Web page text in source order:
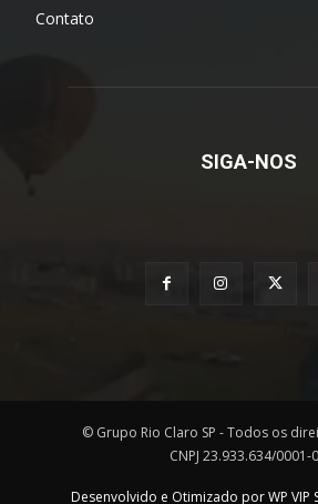
Contato
SIGA-NOS
© Grupo Rio Claro SP - Todos os
CNPJ 23.933.634/0001-
Desenvolvido e Otimizado por WP VIP